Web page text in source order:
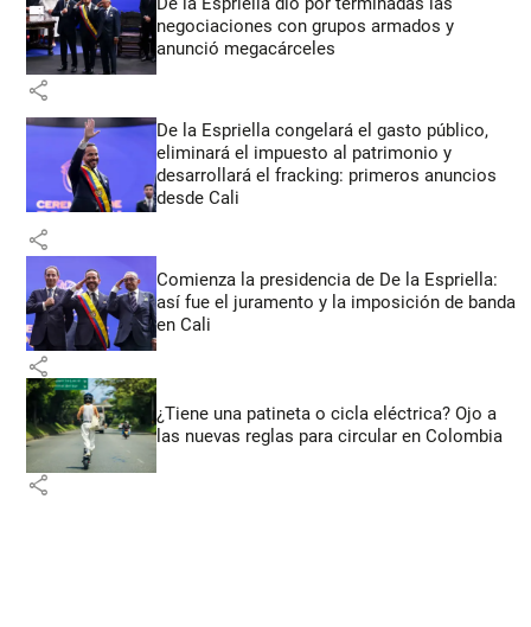
negociaciones con grupos armados y
anunció megacárceles
share
De la Espriella congelará el gasto público,
eliminará el impuesto al patrimonio y
desarrollará el fracking: primeros anuncios
desde Cali
share
Comienza la presidencia de De la Espriella:
así fue el juramento y la imposición de banda
en Cali
share
¿Tiene una patineta o cicla eléctrica? Ojo a
las nuevas reglas para circular en Colombia
share